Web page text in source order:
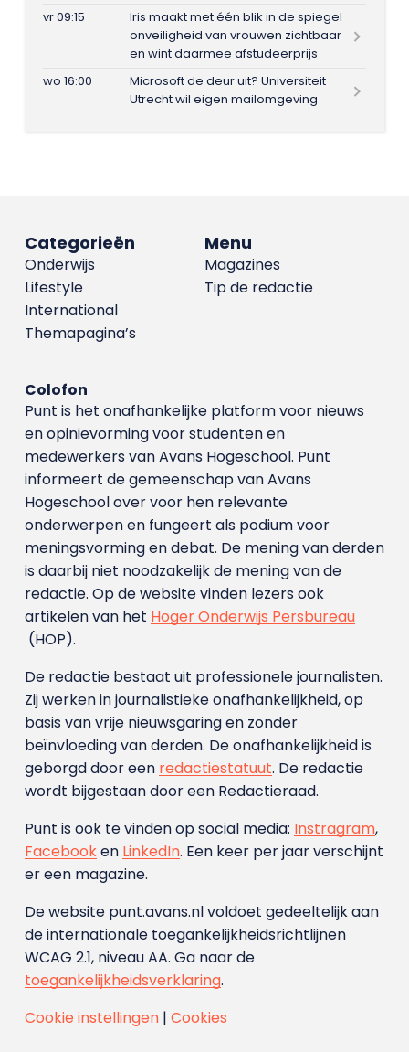
vr 09:15
Iris maakt met één blik in de spiegel
onveiligheid van vrouwen zichtbaar
en wint daarmee afstudeerprijs
wo 16:00
Microsoft de deur uit? Universiteit
Utrecht wil eigen mailomgeving
Menu
Magazines
Tip de redactie
Categorieën
Onderwijs
Lifestyle
International
Themapagina’s
Colofon
Punt is het onafhankelijke platform voor nieuws
en opinievorming voor studenten en
medewerkers van Avans Hoge­school. Punt
informeert de gemeenschap van Avans
Hogeschool over voor hen relevante
onderwerpen en fungeert als podium voor
meningsvorming en debat. De mening van derden
is daarbij niet noodzakelijk de mening van de
redactie. Op de website vinden lezers ook
artikelen van het Hoger Onderwijs Persbureau
(HOP).
De redactie bestaat uit professionele journalisten.
Zij werken in journalistieke onafhankelijkheid, op
basis van vrije nieuwsgaring en zonder
beïnvloeding van derden. De onafhankelijkheid is
geborgd door een redactiestatuut. De redactie
wordt bijgestaan door een Redactieraad.
Punt is ook te vinden op social media: Instragram,
Facebooken LinkedIn. Een keer per jaar verschijnt
er een magazine.
De website punt.avans.nl voldoet gedeeltelijk aan
de internationale toegankelijkheidsrichtlijnen
WCAG 2.1, niveau AA. Ga naar de
toegankelijkheidsverklaring.
Cookie instellingen| Cookies